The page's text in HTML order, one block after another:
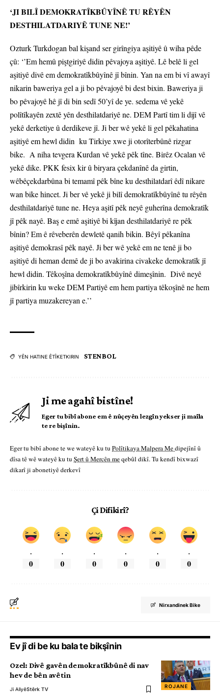
‘JI BILÎ DEMOKRATÎKBÛYÎNÊ TU RÊYÊN
DESTHILATDARIYÊ TUNE NE!’
Ozturk Turkdogan bal kişand ser girîngiya aşitiyê û wiha pêde
çû: ‘’Em hemû piştgiriyê didin pêvajoya aşitiyê. Lê belê li gel
aşitiyê divê em demokratîkbûyînê jî bînin. Yan na em bi vî awayî
nikarin baweriya gel a ji bo pêvajoyê bi dest bixin. Baweriya ji
bo pêvajoyê hê jî di bin sedî 50’yî de ye. sedema vê yekê
polîtîkayên zextê yên desthilatdariyê ne. DEM Partî tim li dijî vê
yekê derketiye û derdikeve jî. Ji ber wê yekê li gel pêkahatina
aşitiyê em hewl didin ku Tirkiye xwe ji otorîterbûnê rizgar
bike. A niha tevgera Kurdan vê yekê pêk tîne. Birêz Ocalan vê
yekê dike. PKK fesix kir û biryara çekdanînê da girtin,
wêbêçekdarbûna bi temamî pêk bîne ku desthilatdarî êdî nikare
wan bike hincet. Ji ber vê yekê ji bilî demokratîkbûyînê tu rêyên
desthilatdariyê tune ne. Heya aşitî pêk neyê guherîna demokratîk
jî pêk nayê. Baş e emê aşitiyê bi kîjan desthilatdariyê re pêk
bînin? Em ê rêveberên dewletê qanih bikin. Bêyî pêkanîna
aşitiyê demokrasî pêk nayê. Ji ber wê yekê em ne tenê ji bo
aşitiyê di heman demê de ji bo avakirina civakeke demokratîk jî
hewl didin. Têkoşîna demokratîkbûyînê dimeşînin. Divê neyê
jibîrkirin ku weke DEM Partiyê em hem partiya têkoşînê ne hem
jî partiya muzakereyan e.’’
YÊN HATINE ÊTÎKETKIRIN STENBOL
Ji me agahî bistîne!
Eger tu bibî abone em ê nûçeyên lezgîn yekser ji maîla
te re bişînin.
Eger tu bibî abone te we wateyê ku tu Polîtikaya Malpera Medipejînî û
dîsa tê wê wateyê ku tu Şert û Mercên meqebûl dikî. Tu kendî bixwazî
dikarî ji abonetiyê derkevî
Çi Difikirî?
.
0
.
0
.
0
.
0
.
0
.
0
Nirxandinek Bike
Ev jî di be ku bala te bikşînin
ROJANE
Ozel: Divê gavên demokratîkbûnê di nav
hev de bên avêtin
Ji AliyêStêrk TV